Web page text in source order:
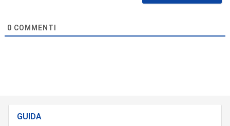
0 COMMENTI
GUIDA